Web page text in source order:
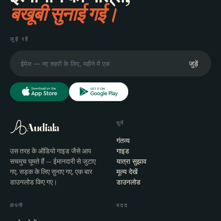
बखूबी सुनाई गई।
जुड़े रहें
जुड़ें
Audiala
उस तरह के ऑडियो गाइड जैसे आप
सचमुच घूमते हैं — ईमानदारी से जुटाए
गए, सड़क के लिए सुनाए गए, एक बार
डाउनलोड किए गए।
घूमें
गंतव्य
गाइड
यात्रा सुझाव
मूल्य देखें
डाउनलोड
कंपनी मदद